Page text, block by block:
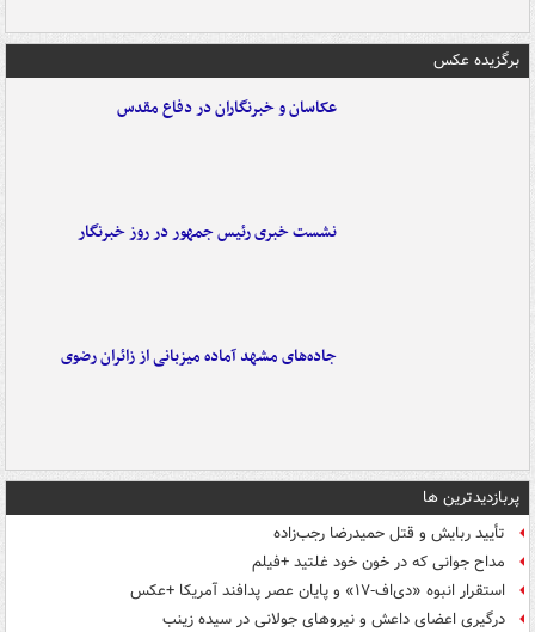
برگزیده عکس
عکاسان و خبرنگاران در دفاع مقدس
نشست خبری رئیس جمهور در روز خبرنگار
جاده‌های مشهد آماده میزبانی از زائران رضوی
پربازدیدترین ها
تأیید ربایش و قتل حمیدرضا رجب‌زاده
مداح جوانی که در خون خود غلتید +فیلم
استقرار انبوه «دی‌اف‑۱۷» و پایان عصر پدافند آمریکا +عکس
درگیری اعضای داعش و نیروهای جولانی در سیده زینب